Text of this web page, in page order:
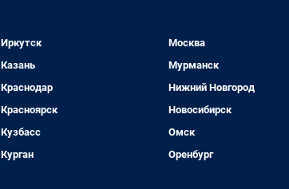
Иркутск
Казань
Краснодар
Красноярск
Кузбасс
Курган
Москва
Мурманск
Нижний Новгород
Новосибирск
Омск
Оренбург